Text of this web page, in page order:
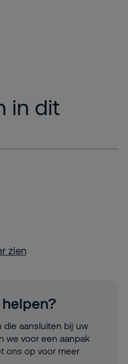
in dit
zien
die aansluiten bij uw
we voor een aanpak
ons op voor meer